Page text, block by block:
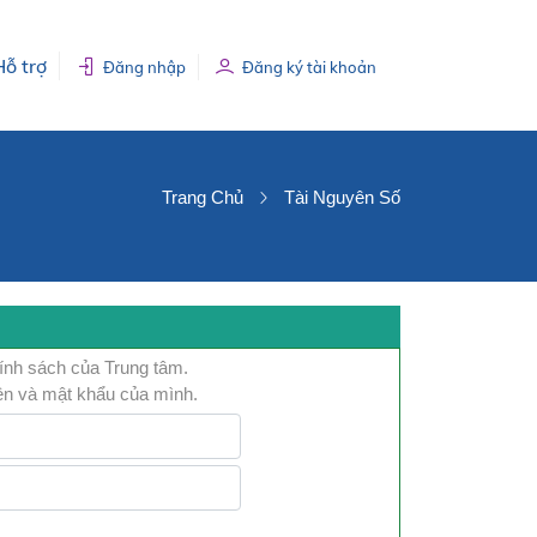
trợ Đăng nhập Đăng ký tài khoản
Trang Chủ Tài Nguyên Số
sách của Trung tâm.
và mật khẩu của mình.